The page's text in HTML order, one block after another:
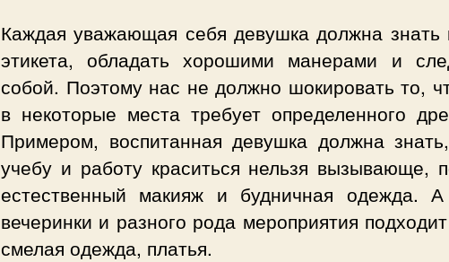
Каждая уважающая себя девушка должна знать
этикета, обладать хорошими манерами и
собой. Поэтому нас не должно шокировать то,
в некоторые места требует определенного
Примером, воспитанная девушка должна
учебу и работу краситься нельзя вызывающе,
естественный макияж и будничная одежда.
вечеринки и разного рода мероприятия
смелая одежда, платья.